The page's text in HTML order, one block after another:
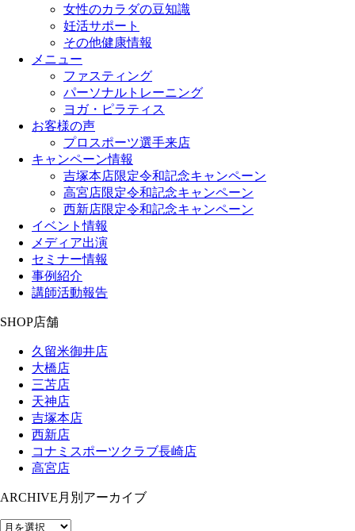
女性のカラダの豆知識
妊活サポート
その他健康情報
メニュー
ファスティング
パーソナルトレーニング
ヨガ・ピラティス
お客様の声
プロスポーツ選手来店
キャンペーン情報
吉塚本店限定令和記念キャンペーン
高宮店限定令和記念キャンペーン
西新店限定令和記念キャンペーン
イベント情報
メディア出演
セミナー情報
事例紹介
講師活動報告
SHOP店舗
久留米御井店
大橋店
三苫店
天神店
吉塚本店
西新店
コナミスポーツクラブ長崎店
高宮店
ARCHIVE 月別アーカイブ